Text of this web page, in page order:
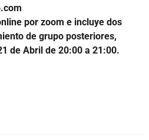
por zoom e incluye dos
de grupo posteriores,
de Abril de 20:00 a 21:00.